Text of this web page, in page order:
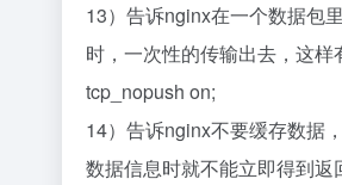
13）告诉nginx在一个数据包
时，一次性的传输出去，这样
tcp_nopush on;
14）告诉nginx不要缓存数据
数据信息时就不能立即得到返